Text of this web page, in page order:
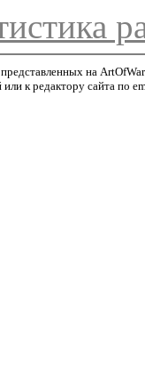
на
к редактору сайта по